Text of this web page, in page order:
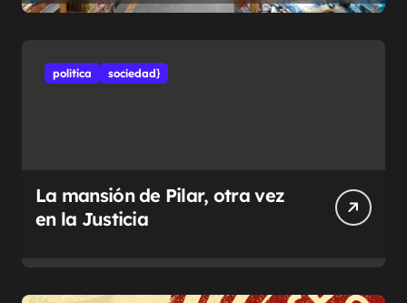
politíca sociedad}
La mansión de Pilar, otra vez
en la Justicia